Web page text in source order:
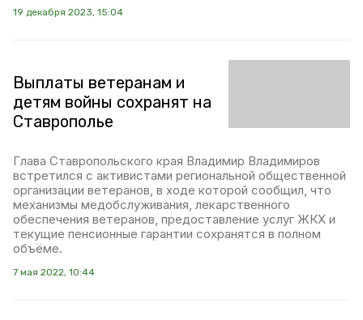
19 декабря 2023, 15:04
Выплаты ветеранам и
детям войны сохранят на
Ставрополье
Глава Ставропольского края Владимир Владимиров
встретился с активистами региональной общественной
организации ветеранов, в ходе которой сообщил, что
механизмы медобслуживания, лекарственного
обеспечения ветеранов, предоставление услуг ЖКХ и
текущие пенсионные гарантии сохранятся в полном
объёме.
7 мая 2022, 10:44